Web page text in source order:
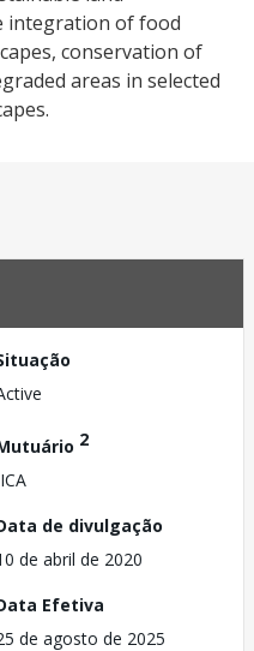
integration of food
conservation of
areas in selected
2
de divulgação
de abril de 2020
Efetiva
de agosto de 2025